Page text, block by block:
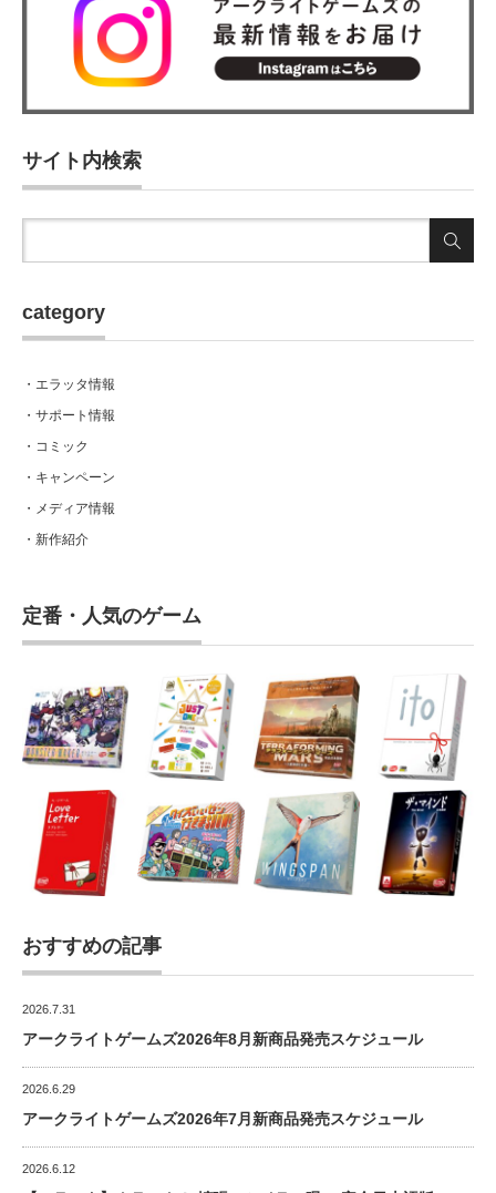
サイト内検索
category
・エラッタ情報
・サポート情報
・コミック
・キャンペーン
・メディア情報
・新作紹介
定番・人気のゲーム
おすすめの記事
2026.7.31
アークライトゲームズ2026年8月新商品発売スケジュール
2026.6.29
アークライトゲームズ2026年7月新商品発売スケジュール
2026.6.12